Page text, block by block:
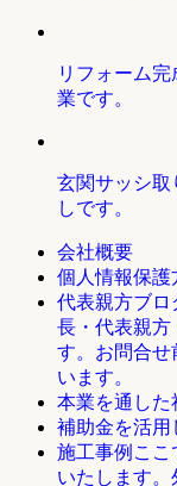
リフォーム
業です。
玄関サッシ取
しです。
会社概要
個人情報保護
代表親方ブロ
長・代表親方
す。お問合せ
います。
本業を通した
補助金を活用
施工事例 こ
いたします